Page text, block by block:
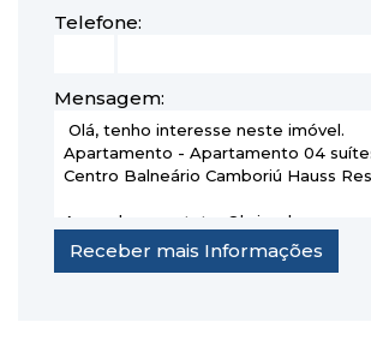
Telefone:
Mensagem: